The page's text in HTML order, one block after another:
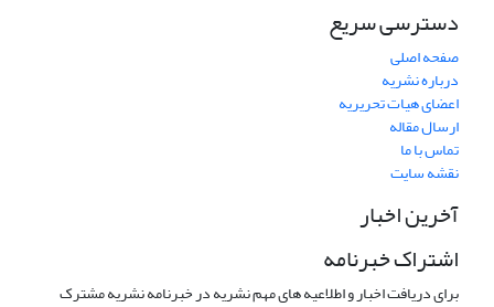
دسترسی سریع
صفحه اصلی
درباره نشریه
اعضای هیات تحریریه
ارسال مقاله
تماس با ما
نقشه سایت
آخرین اخبار
اشتراک خبرنامه
برای دریافت اخبار و اطلاعیه های مهم نشریه در خبرنامه نشریه مشترک